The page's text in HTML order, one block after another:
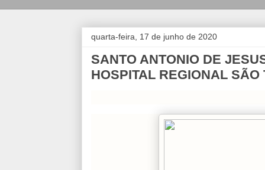
quarta-feira, 17 de junho de 2020
SANTO ANTONIO DE
HOSPITAL REGIONAL SÃO